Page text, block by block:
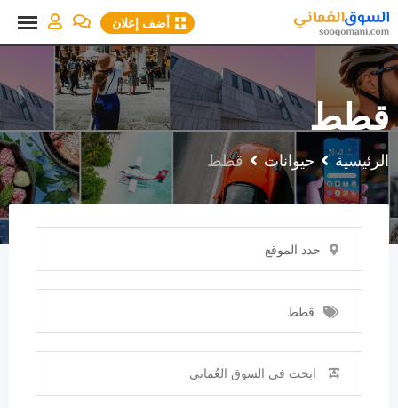
انتقل
إلى
المحتوى
أضف إعلان
قطط
الرئيسية حيوانات قطط
حدد الموقع
قطط